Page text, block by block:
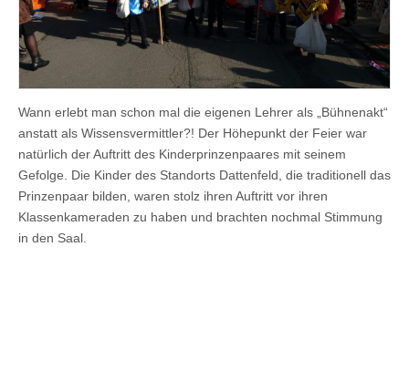
Wann erlebt man schon mal die eigenen Lehrer als „Bühnenakt“
anstatt als Wissensvermittler?! Der Höhepunkt der Feier war
natürlich der Auftritt des Kinderprinzenpaares mit seinem
Gefolge. Die Kinder des Standorts Dattenfeld, die traditionell das
Prinzenpaar bilden, waren stolz ihren Auftritt vor ihren
Klassenkameraden zu haben und brachten nochmal Stimmung
in den Saal.